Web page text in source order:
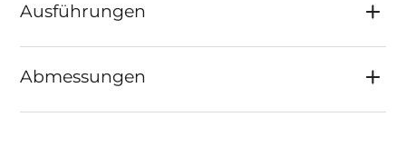
Ausführungen
Abmessungen